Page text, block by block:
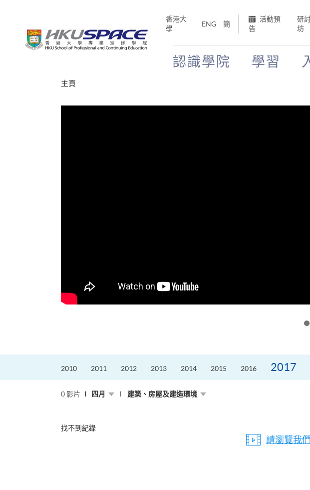
香港大
學
ENG 簡
活動預
告
研
坊
認識學院 學習
主頁
2010 2011 2012 2013 2014 2015 2016 2017
0 影片 四月 建築、房屋及建造環境
找不到紀錄
請瀏覽我